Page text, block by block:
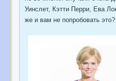
Уинслет, Кэтти Перри, Ева
же и вам не попробовать это?